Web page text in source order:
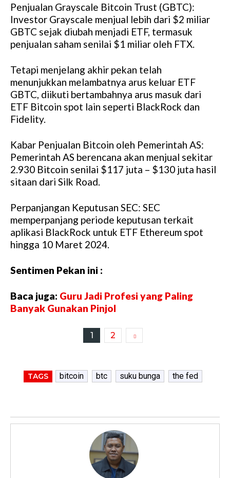
Penjualan Grayscale Bitcoin Trust (GBTC):
Investor Grayscale menjual lebih dari $2 miliar
GBTC sejak diubah menjadi ETF, termasuk
penjualan saham senilai $1 miliar oleh FTX.
Tetapi menjelang akhir pekan telah
menunjukkan melambatnya arus keluar ETF
GBTC, diikuti bertambahnya arus masuk dari
ETF Bitcoin spot lain seperti BlackRock dan
Fidelity.
Kabar Penjualan Bitcoin oleh Pemerintah AS:
Pemerintah AS berencana akan menjual sekitar
2.930 Bitcoin senilai $117 juta – $130 juta hasil
sitaan dari Silk Road.
Perpanjangan Keputusan SEC: SEC
memperpanjang periode keputusan terkait
aplikasi BlackRock untuk ETF Ethereum spot
hingga 10 Maret 2024.
Sentimen Pekan ini :
Baca juga: Guru Jadi Profesi yang Paling
Banyak Gunakan Pinjol
1 2
TAGS bitcoin btc suku bunga the fed